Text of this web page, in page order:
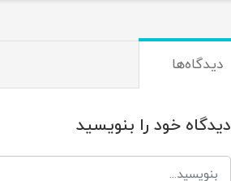
دیدگاه‌ها
دیدگاه خود را بنویسید